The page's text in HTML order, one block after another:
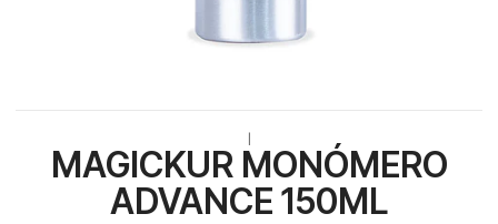
MAGICKUR MONÓMERO
ADVANCE 150ML